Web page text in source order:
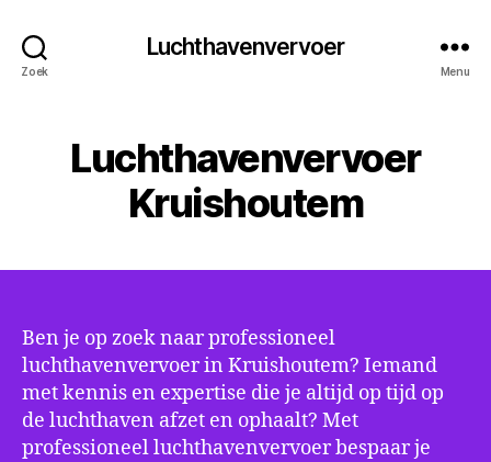
Zoek
Luchthavenvervoer
Menu
Luchthavenvervoer
Kruishoutem
Ben je op zoek naar professioneel
luchthavenvervoer in Kruishoutem? Iemand
met kennis en expertise die je altijd op tijd op
de luchthaven afzet en ophaalt? Met
professioneel luchthavenvervoer bespaar je